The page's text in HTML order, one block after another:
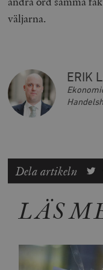
väljarna.
ERIK
Dela artikeln
LÄS
ordentligt